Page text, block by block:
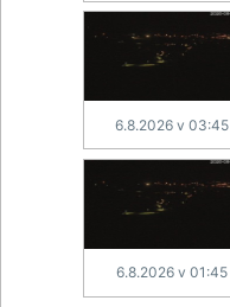
6.8.2026 v 03:45
6.8.2026 v 01:45